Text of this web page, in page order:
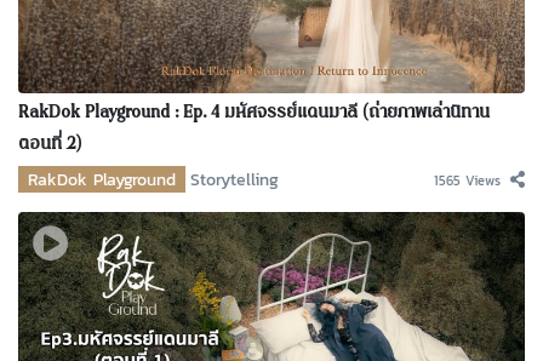
RakDok Playground : Ep. 4 มหัศจรรย์แดนมาลี (ถ่ายภาพเล่านิทาน
ตอนที่ 2)
RakDok Playground Storytelling 1565 Views